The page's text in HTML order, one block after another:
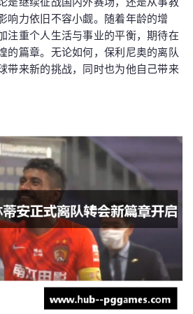
响力依旧不容小觑。随着年龄的增
注重个人生活与事业的平衡，期待在
的篇章。无论如何，保利尼奥的离队
带来新的挑战，同时也为他自己带来